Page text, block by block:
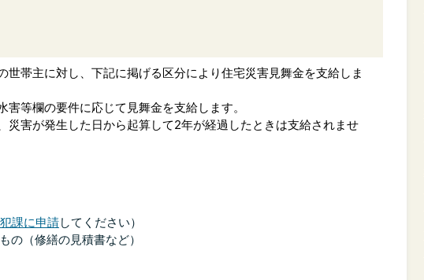
帯主に対し、下記に掲げる区分により住宅災害見舞金を支給しま
等欄の要件に応じて見舞金を支給します。
災害が発生した日から起算して2年が経過したときは支給されませ
課に申請してください）
の（修繕の見積書など）